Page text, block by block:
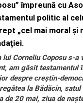
împreună cu
politic al
„cel mai moral şi
lui Corneliu Coposu s-
am găsit testamentul
despre creştin-
la Bădăcin,
de 20 mai, ziua de